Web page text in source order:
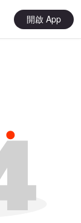
開啟 App